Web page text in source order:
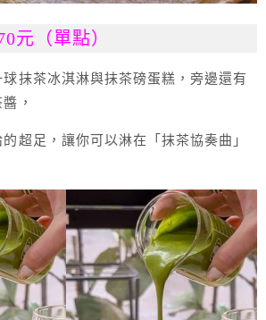
元（單點）
球抹茶冰淇淋與抹茶磅蛋糕，旁邊還有
，
超足，讓你可以淋在「抹茶協奏曲」